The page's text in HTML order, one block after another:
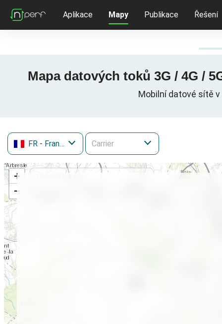
Aplikace Mapy Publikace Řešení
Mapa datových toků 3G / 4G /
Mobilní datové sítě v
FR - Francie
+
−